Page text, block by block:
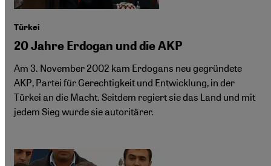
Türkei
20 Jahre Erdogan und die AKP
Am 3. November 2002 kam Erdogans neu gegründete
AKP, Partei für Gerechtigkeit und Entwicklung, in der
Türkei an die Macht. Seitdem regiert sie das Land und mit
jedem Sieg wurde sie autoritärer.